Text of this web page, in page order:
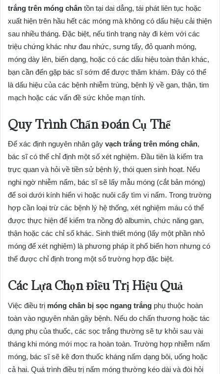
trắng trên móng chân tồn tại dai dẳng, tái phát liên tục hoặc
xuất hiện trên hầu hết các móng mà không có dấu hiệu cải thiện
sau nhiều tháng. Đặc biệt, nếu tình trạng này đi kèm với các
triệu chứng khác như đau nhức, sưng tấy, đỏ quanh móng,
móng dày lên, biến dạng, hoặc có các dấu hiệu toàn thân khác,
bạn cần đến gặp bác sĩ sớm để được thăm khám. Đây có thể
là dấu hiệu của các bệnh nhiễm trùng, bệnh lý về gan, thận, tim
mạch hoặc các vấn đề sức khỏe mạn tính.
Quy Trình Chẩn Đoán Cụ Thể
Để xác định nguyên nhân gây vạch trắng trên móng chân,
bác sĩ có thể chỉ định một số xét nghiệm. Đầu tiên là kiểm tra
trực quan và hỏi về tiền sử bệnh lý, thói quen sinh hoạt. Nếu
nghi ngờ nhiễm nấm, bác sĩ sẽ lấy mẫu móng (cắt bản móng)
để soi dưới kính hiển vi hoặc nuôi cấy tìm vi nấm. Trong trường
hợp cần loại trừ các bệnh lý hệ thống, xét nghiệm máu có thể
được thực hiện để kiểm tra nồng độ albumin, chức năng gan,
thận hoặc các chỉ số khác. Sinh thiết móng (lấy một phần nhỏ
móng để xét nghiệm) là phương pháp ít phổ biến hơn nhưng có
thể được chỉ định trong một số trường hợp đặc biệt.
Các Lựa Chọn Điều Trị Hiệu Quả
Việc điều trị móng chân bị sọc ngang trắng phụ thuộc hoàn
toàn vào nguyên nhân gây bệnh. Nếu do chấn thương hoặc tác
dụng phụ của thuốc, các sọc trắng thường sẽ tự khỏi sau vài
tháng khi móng mới mọc ra hoàn toàn. Trường hợp nhiễm nấm
móng, bác sĩ sẽ kê đơn thuốc kháng nấm dạng bôi, uống hoặc
cả hai. Quá trình điều trị nấm móng thường kéo dài và đòi hỏi